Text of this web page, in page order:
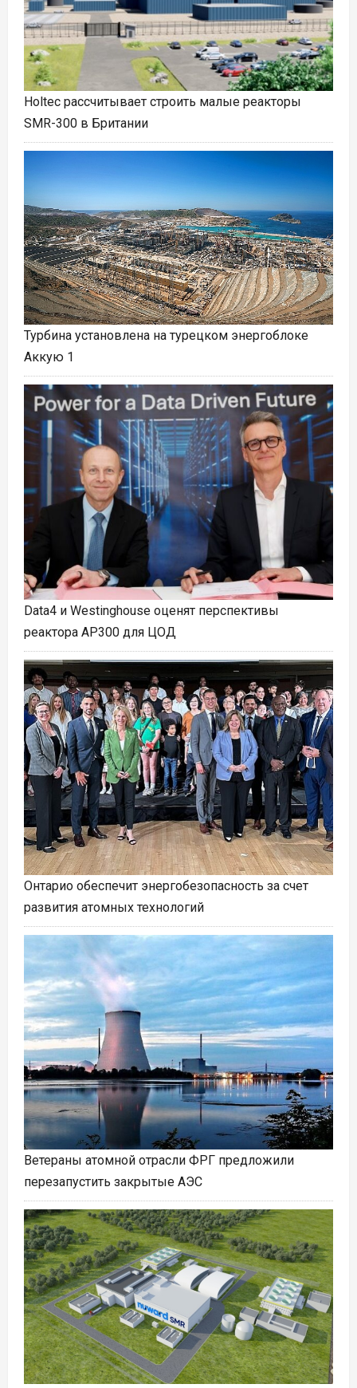
Holtec рассчитывает строить малые реакторы
SMR-300 в Британии
Турбина установлена на турецком энергоблоке
Аккую 1
Data4 и Westinghouse оценят перспективы
реактора AP300 для ЦОД
Онтарио обеспечит энергобезопасность за счет
развития атомных технологий
Ветераны атомной отрасли ФРГ предложили
перезапустить закрытые АЭС